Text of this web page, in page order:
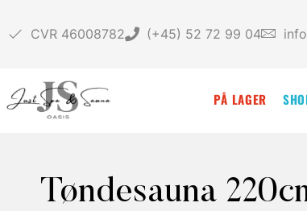
CVR 46008782 (+45) 52 72 99 04
PÅ LAGER
Tøndesauna